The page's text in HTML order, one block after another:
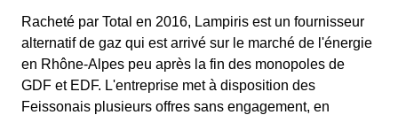
Racheté par Total en 2016, Lampiris est un fournisseur
alternatif de gaz qui est arrivé sur le marché de l'énergie
en Rhône-Alpes peu après la fin des monopoles de
GDF et EDF. L'entreprise met à disposition des
Feissonais plusieurs offres sans engagement, en